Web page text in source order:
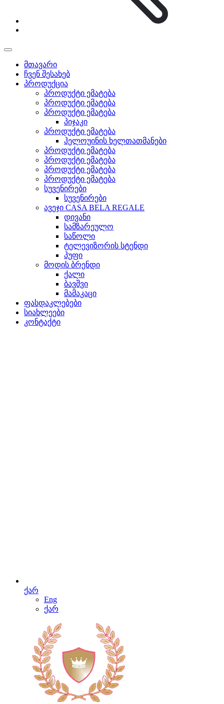
მთავარი
ჩვენ შესახებ
პროდუქცია
პროდუქტი ემატება
პროდუქტი ემატება
პროდუქტი ემატება
პიჯაკი
პროდუქტი ემატება
ჰელოუინის ხელთათმანები
პროდუქტი ემატება
პროდუქტი ემატება
პროდუქტი ემატება
პროდუქტი ემატება
სუვენირები
სუვენირები
ავეჯი CASA BELA REGALE
დივანი
სამზარეულო
საწოლი
ტელევიზორის სტენდი
პუფი
მოდის ბრენდი
ქალი
ბავშვი
მამაკაცი
ფასდაკლებები
სიახლეები
კონტაქტი
ქარ
Eng
ქარ